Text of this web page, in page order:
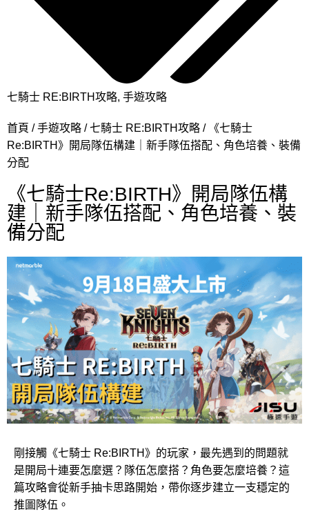
七騎士 RE:BIRTH攻略, 手遊攻略
首頁 手遊攻略 七騎士 RE:BIRTH攻略
《七騎士
Re:BIRTH》開局隊伍構建｜新手隊伍搭配、角色培養、裝備
分配
《七騎士Re:BIRTH》開局隊伍構
建｜新手隊伍搭配、角色培養、裝
備分配
剛接觸《七騎士 Re:BIRTH》的玩家，最先遇到的問題就
是開局十連要怎麼選？隊伍怎麼搭？角色要怎麼培養？這
篇攻略會從新手抽卡思路開始，帶你逐步建立一支穩定的
推圖隊伍。